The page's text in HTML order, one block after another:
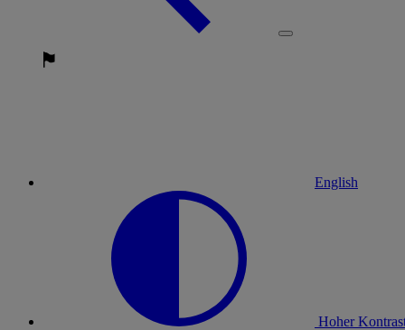
English
Hoher